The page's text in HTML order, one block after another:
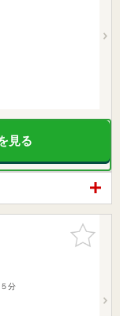
見る
お気に入
りに追加
分